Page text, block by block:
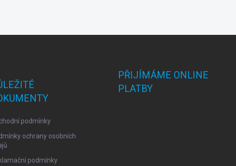
podmínky
ochrany osobních
podmínky
PŘIJÍMÁME ONLINE
PLATBY